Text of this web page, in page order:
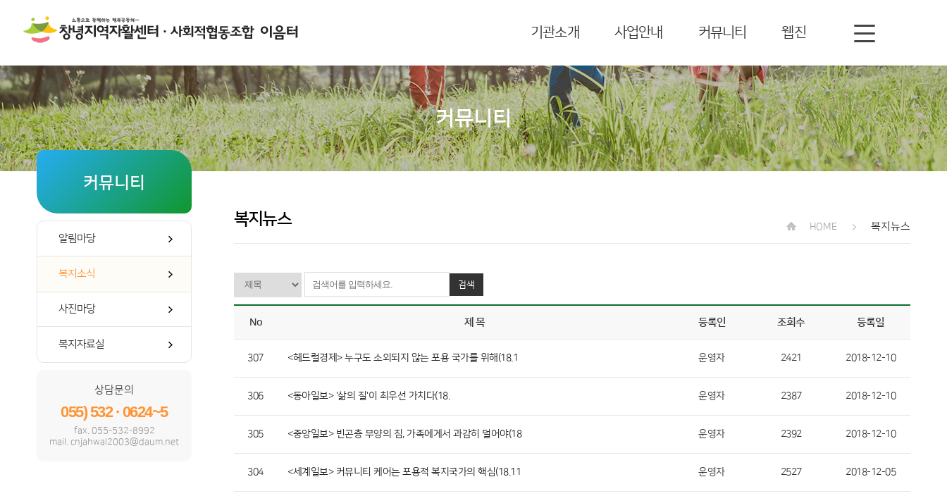
기관소개 사업안내 커뮤니티 웹진
커뮤니티
커뮤니티
알림마당
복지소식
사진마당
복지자료실
상담문의
055) 532 · 0624~5
fax. 055-532-8992
mail. cnjahwal2003@daum.net
복지뉴스 HOME 복지뉴스
검색
No 제 목 등록인 조회수 등록일
307 <헤드럴경제> 누구도 소외되지 않는 포용 국가를 위해(18.1 운영자 2421 2018-12-10
306 <동아일보> '삶의 질'이 최우선 가치다(18. 운영자 2387 2018-12-10
305 <중앙일보> 빈곤층 부양의 짐, 가족에게서 과감히 덜어야(18 운영자 2392 2018-12-10
304 <세계일보> 커뮤니티 케어는 포용적 복지국가의 핵심(18.11 운영자 2527 2018-12-05